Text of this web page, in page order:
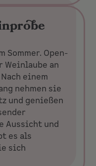
Sommer. Open-
an
einem
nehmen sie
und genießen
Aussicht und
es als
sich